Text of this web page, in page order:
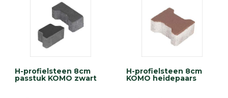
H-profielsteen 8cm
passtuk KOMO zwart
H-profielsteen 8cm
KOMO heidepaars